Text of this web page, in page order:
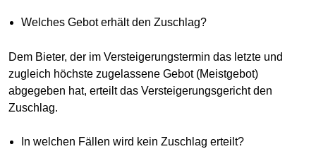
Welches Gebot erhält den Zuschlag?
Dem Bieter, der im Versteigerungstermin das letzte und
zugleich höchste zugelassene Gebot (Meistgebot)
abgegeben hat, erteilt das Versteigerungsgericht den
Zuschlag.
In welchen Fällen wird kein Zuschlag erteilt?